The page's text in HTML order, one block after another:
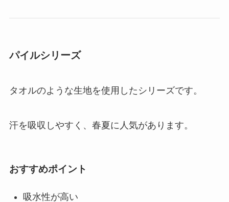
パイルシリーズ
タオルのような生地を使用したシリーズです。
汗を吸収しやすく、春夏に人気があります。
おすすめポイント
吸水性が高い